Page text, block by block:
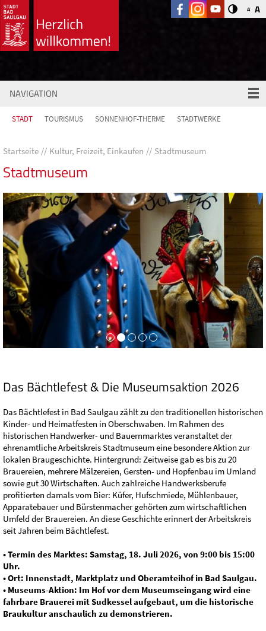
A A
NAVIGATION
STADT TOURISMUS SONNENHOF-THERME STADTWERKE
Startseite Kultur, Freizeit, Einkaufen Stadtmuseum
Stadtmuseum
Das Bächtlefest & Die Museumsaktion 2026
Das Bächtlefest in Bad Saulgau zählt zu den traditionellen historischen
Kinder- und Heimatfesten in Oberschwaben. Im Rahmen des
historischen Handwerker- und Bauernmarktes veranstaltet der
ehrenamtliche Arbeitskreis Stadtmuseum eine besondere Aktion zur
lokalen Braugeschichte. Hintergrund: Zeitweise gab es bis zu 20
Brauereien, mehrere Mälzereien, Gersten- und Hopfenbau im Umland
sowie gut 30 Wirtschaften. Auch zahlreiche Handwerksberufe
profitierten damals vom Bier: Küfer, Hufschmiede, Mühlenbauer,
Apparatebauer und Bürstenmacher gehörten zum wirtschaftlichen
Umfeld der Brauereien. An diese Geschichte erinnert der Arbeitskreis
seit Jahren beim Bächtlefest.
• Termin des Marktes: Samstag, 18. Juli 2026, von 9:00 bis 15:00
Uhr.
• Ort: Innenstadt, Marktplatz und Oberamteihof in Bad Saulgau.
• Museums-Aktion: Im Hof vor dem Museumseingang wird eine
fahrbare Brauerei mit Sudkessel aufgebaut, um die historische
Braukultur anschaulich zu demonstrieren.